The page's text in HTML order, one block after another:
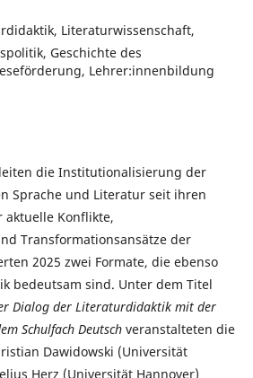
Literaturwissenschaft,
Geschichte des
Lehrer:innenbildung
die Institutionalisierung der
Sprache und Literatur seit ihren
Konflikte,
Transformationsansätze der
2025 zwei Formate, die ebenso
bedeutsam sind. Unter dem Titel
Dialog der Literaturdidaktik mit der
Schulfach Deutsch veranstalteten die
Dawidowski (Universität
Herz (Universität Hannover)